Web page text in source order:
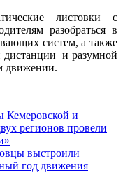
листовки с
разобраться в
систем, а также
дистанции и разумной
движении.
Кемеровской и
регионов провели
выстроили
год движения